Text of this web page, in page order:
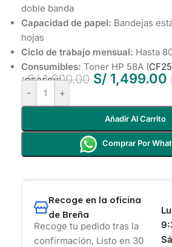
doble banda
Capacidad de papel: Bandejas
hojas
Ciclo de trabajo mensual: Hasta
Consumibles: Toner HP 58A (
(CF258X)
S/1,600.00 S/ 1,499.00
- +
Añadir Al Carrito
Comprar Por
Recoge en la oficina
de Breña
Recoge tu pedido tras la
confirmación, Listo en 30